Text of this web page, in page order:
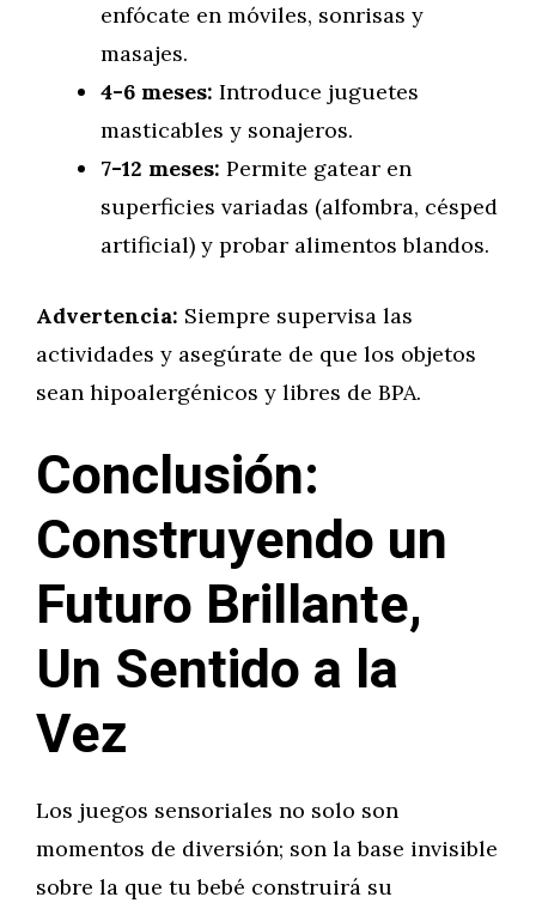
enfócate en móviles, sonrisas y
masajes.
4-6 meses: Introduce juguetes
masticables y sonajeros.
7-12 meses: Permite gatear en
superficies variadas (alfombra, césped
artificial) y probar alimentos blandos.
Advertencia: Siempre supervisa las
actividades y asegúrate de que los objetos
sean hipoalergénicos y libres de BPA.
Conclusión:
Construyendo un
Futuro Brillante,
Un Sentido a la
Vez
Los juegos sensoriales no solo son
momentos de diversión; son la base invisible
sobre la que tu bebé construirá su